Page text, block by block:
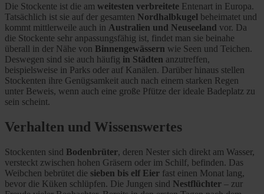
Die Stockente ist die am weitesten verbreitete Entenart in Europa.
Tatsächlich ist sie auf der gesamten Nordhalbkugel beheimatet und
kommt mittlerweile auch in Australien und Neuseeland vor. Da
die Stockente sehr anpassungsfähig ist, findet man sie beinahe
überall in der Nähe von Binnengewässern wie Seen und Teichen.
Deswegen sind sie auch häufig in Städten anzutreffen,
beispielsweise in Parks oder auf Kanälen. Darüber hinaus stellen
Stockenten ihre Genügsamkeit auch nach einem starken Regen
unter Beweis, wenn auch eine große Pfütze der ideale Badeplatz zu
sein scheint.
Verhalten und Wissenswertes
Stockenten sind Bodenbrüter, deren Nester sich direkt am Wasser,
versteckt zwischen hohen Gräsern oder im Schilf, befinden. Das
Weibchen bebrütet die sieben bis elf Eier fast einen Monat lang,
bevor die Küken schlüpfen. Die Jungen sind Nestflüchter – zur